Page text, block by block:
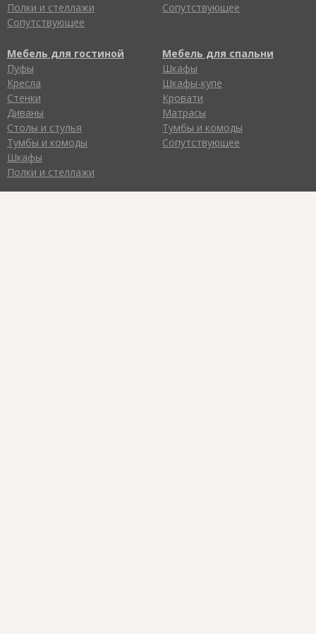
Полки и стеллажи
Сопутствующее
Сопутствующее
Мебель для гостиной
Пуфы
Кресла
Стенки
Диваны
Столы и стулья
Тумбы и комоды
Шкафы
Полки и стеллажи
Мебель для спальни
Шкафы
Шкафы-купе
Кровати
Матрасы
Тумбы и комоды
Сопутствующее